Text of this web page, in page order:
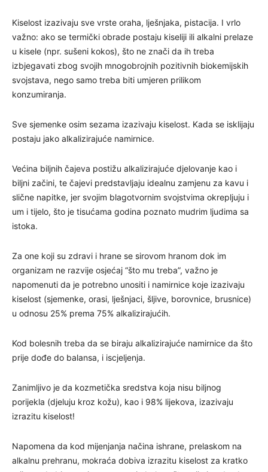
Kiselost izazivaju sve vrste oraha, lješnjaka, pistacija. I vrlo
važno: ako se termički obrade postaju kiseliji ili alkalni prelaze
u kisele (npr. sušeni kokos), što ne znači da ih treba
izbjegavati zbog svojih mnogobrojnih pozitivnih biokemijskih
svojstava, nego samo treba biti umjeren prilikom
konzumiranja.
Sve sjemenke osim sezama izazivaju kiselost. Kada se isklijaju
postaju jako alkalizirajuće namirnice.
Većina biljnih čajeva postižu alkalizirajuće djelovanje kao i
biljni začini, te čajevi predstavljaju idealnu zamjenu za kavu i
slične napitke, jer svojim blagotvornim svojstvima okrepljuju i
um i tijelo, što je tisućama godina poznato mudrim ljudima sa
istoka.
Za one koji su zdravi i hrane se sirovom hranom dok im
organizam ne razvije osjećaj “što mu treba”, važno je
napomenuti da je potrebno unositi i namirnice koje izazivaju
kiselost (sjemenke, orasi, lješnjaci, šljive, borovnice, brusnice)
u odnosu 25% prema 75% alkalizirajućih.
Kod bolesnih treba da se biraju alkalizirajuće namirnice da što
prije dođe do balansa, i iscjeljenja.
Zanimljivo je da kozmetička sredstva koja nisu biljnog
porijekla (djeluju kroz kožu), kao i 98% lijekova, izazivaju
izrazitu kiselost!
Napomena da kod mijenjanja načina ishrane, prelaskom na
alkalnu prehranu, mokraća dobiva izrazitu kiselost za kratko